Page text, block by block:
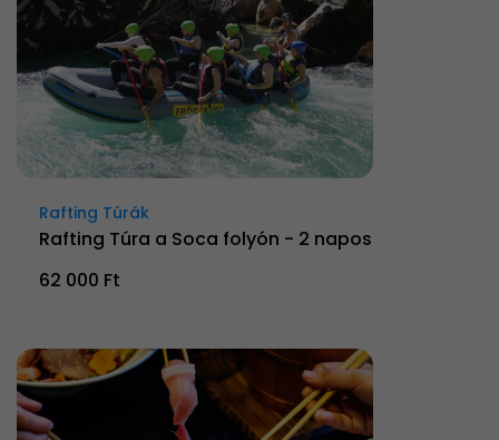
Rafting Túrák
Rafting Túra a Soca folyón - 2 napos
62 000 Ft